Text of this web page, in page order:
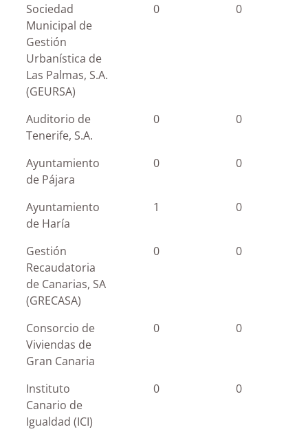
Sociedad
Municipal de
Gestión
Urbanística de
Las Palmas, S.A.
(GEURSA)
0 0
Auditorio de
Tenerife, S.A.
0 0
Ayuntamiento
de Pájara
0 0
Ayuntamiento
de Haría
1 0
Gestión
Recaudatoria
de Canarias, SA
(GRECASA)
0 0
Consorcio de
Viviendas de
Gran Canaria
0 0
Instituto
Canario de
Igualdad (ICI)
0 0